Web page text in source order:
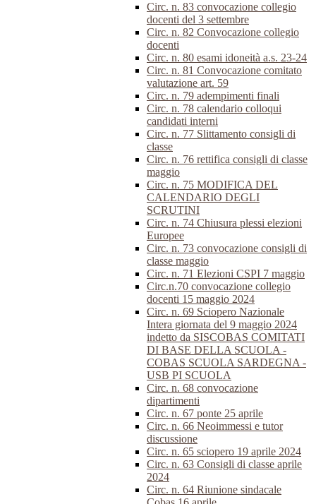
Circ. n. 83 convocazione collegio
docenti del 3 settembre
Circ. n. 82 Convocazione collegio
docenti
Circ. n. 80 esami idoneità a.s. 23-24
Circ. n. 81 Convocazione comitato
valutazione art. 59
Circ. n. 79 adempimenti finali
Circ. n. 78 calendario colloqui
candidati interni
Circ. n. 77 Slittamento consigli di
classe
Circ. n. 76 rettifica consigli di classe
maggio
Circ. n. 75 MODIFICA DEL
CALENDARIO DEGLI
SCRUTINI
Circ. n. 74 Chiusura plessi elezioni
Europee
Circ. n. 73 convocazione consigli di
classe maggio
Circ. n. 71 Elezioni CSPI 7 maggio
Circ.n.70 convocazione collegio
docenti 15 maggio 2024
Circ. n. 69 Sciopero Nazionale
Intera giornata del 9 maggio 2024
indetto da SISCOBAS COMITATI
DI BASE DELLA SCUOLA -
COBAS SCUOLA SARDEGNA -
USB PI SCUOLA
Circ. n. 68 convocazione
dipartimenti
Circ. n. 67 ponte 25 aprile
Circ. n. 66 Neoimmessi e tutor
discussione
Circ. n. 65 sciopero 19 aprile 2024
Circ. n. 63 Consigli di classe aprile
2024
Circ. n. 64 Riunione sindacale